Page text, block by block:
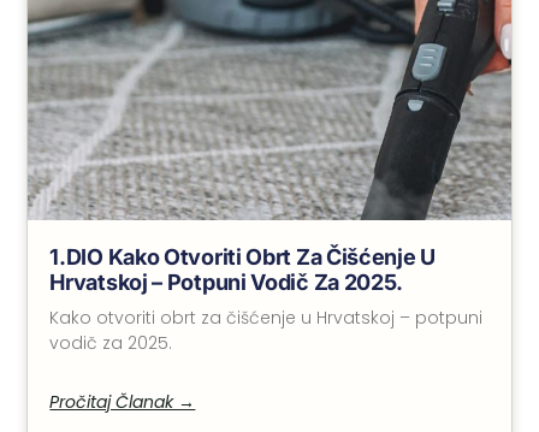
1.DIO Kako Otvoriti Obrt Za Čišćenje U
Hrvatskoj – Potpuni Vodič Za 2025.
Kako otvoriti obrt za čišćenje u Hrvatskoj – potpuni
vodič za 2025.
Pročitaj Članak →